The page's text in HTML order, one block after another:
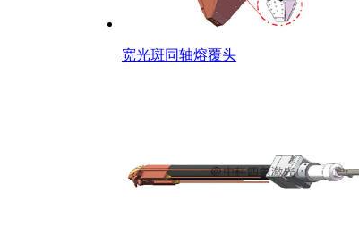
宽光斑同轴熔覆头